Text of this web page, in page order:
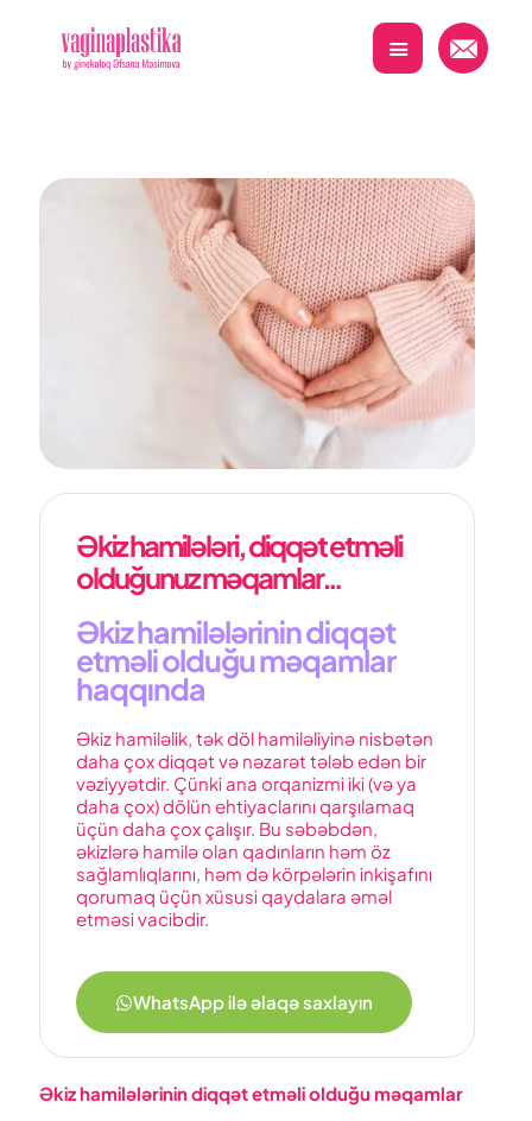
Əkiz hamilələri, diqqət etməli
olduğunuz məqamlar…
Əkiz hamilələrinin diqqət
etməli olduğu məqamlar
haqqında
Əkiz hamiləlik, tək döl hamiləliyinə nisbətən
daha çox diqqət və nəzarət tələb edən bir
vəziyyətdir. Çünki ana orqanizmi iki (və ya
daha çox) dölün ehtiyaclarını qarşılamaq
üçün daha çox çalışır. Bu səbəbdən,
əkizlərə hamilə olan qadınların həm öz
sağlamlıqlarını, həm də körpələrin inkişafını
qorumaq üçün xüsusi qaydalara əməl
etməsi vacibdir.
WhatsApp ilə əlaqə saxlayın
Əkiz hamilələrinindiqqətetməliolduğu məqamlar